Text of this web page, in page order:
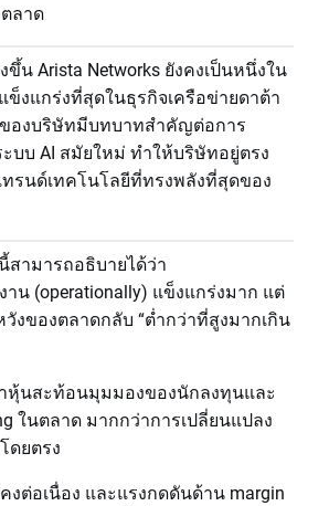
ลาด
น Arista Networks ยังคงเป็นหนึ่งใน
ข็งแกร่งที่สุดในธุรกิจเครือข่ายดาต้า
องบริษัทมีบทบาทสำคัญต่อการ
บบ AI สมัยใหม่ ทำให้บริษัทอยู่ตรง
ทรนด์เทคโนโลยีที่ทรงพลังที่สุดของ
สามารถอธิบายได้ว่า
าน (operationally) แข็งแกร่งมาก แต่
งของตลาดกลับ “ต่ำกว่าที่สูงมากเกิน
หุ้นสะท้อนมุมมองของนักลงทุนและ
ในตลาด มากกว่าการเปลี่ยนแปลง
ดยตรง
งต่อเนื่อง และแรงกดดันด้าน margin